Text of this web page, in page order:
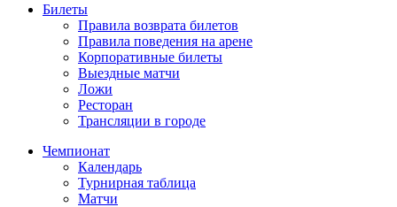
Билеты
Правила возврата билетов
Правила поведения на арене
Корпоративные билеты
Выездные матчи
Ложи
Ресторан
Трансляции в городе
Чемпионат
Календарь
Турнирная таблица
Матчи